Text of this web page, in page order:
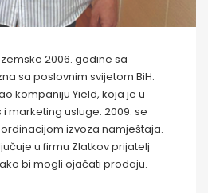
2006. godine sa
sa poslovnim svijetom BiH.
kompaniju Yield, koja je u
marketing usluge. 2009. se
izvoza namještaja.
u firmu Zlatkov prijatelj
bi mogli ojačati prodaju.